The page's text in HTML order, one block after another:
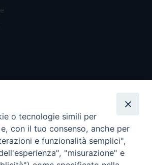
o tecnologie simili per
con il tuo consenso, anche per
e funzionalità semplici",
"misurazione" e